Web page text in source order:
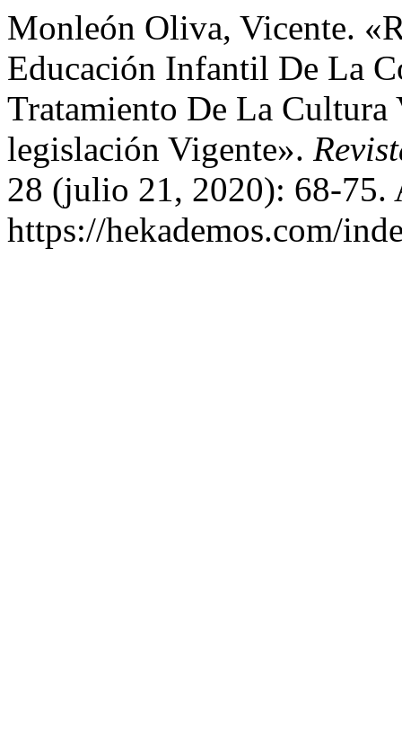
Monleón Oliva, Vicente.
Educación Infantil De La
Tratamiento De La
legislación Vigente».
28 (julio 21, 2020): 68-75.
https://hekademos.com/